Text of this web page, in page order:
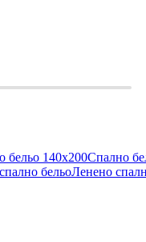
бельо 140x200Спално
бельоЛенено